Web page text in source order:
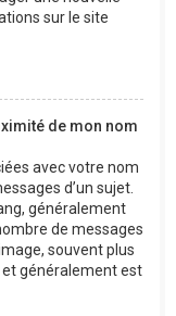
sur le site
de mon nom
avec votre nom
d’un sujet.
généralement
de messages
souvent plus
et généralement est